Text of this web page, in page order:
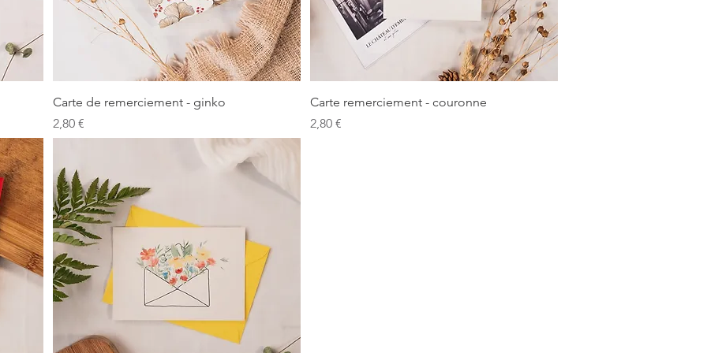
Aperçu rapide
Carte de remerciement - ginko
Prix
2,80 €
Aperçu rapide
Carte remerciement - couronne
Prix
2,80 €